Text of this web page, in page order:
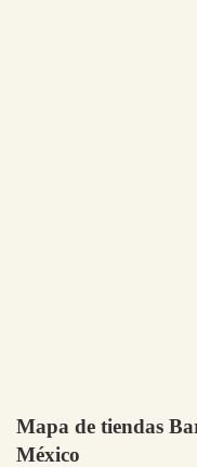
Mapa de tiendas
México